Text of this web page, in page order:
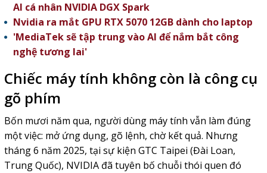
AI cá nhân NVIDIA DGX Spark
Nvidia ra mắt GPU RTX 5070 12GB dành cho laptop
'MediaTek sẽ tập trung vào AI để nắm bắt công
nghệ tương lai'
Chiếc máy tính không còn là công cụ
gõ phím
Bốn mươi năm qua, người dùng máy tính vẫn làm đúng
một việc: mở ứng dụng, gõ lệnh, chờ kết quả. Nhưng
tháng 6 năm 2025, tại sự kiện GTC Taipei (Đài Loan,
Trung Quốc), NVIDIA đã tuyên bố chuỗi thói quen đó